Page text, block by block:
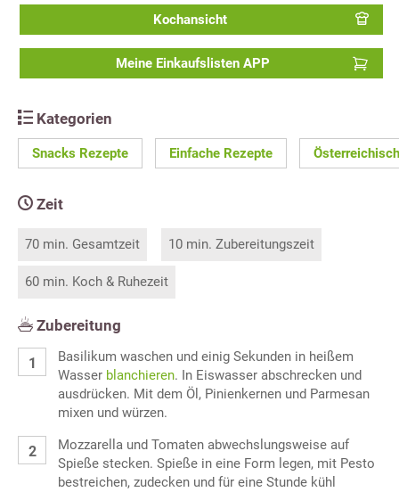
Kochansicht
Meine Einkaufslisten APP
Kategorien
Snacks Rezepte Einfache Rezepte
Zeit
70 min. Gesamtzeit 10 min. Zubereitungszeit
60 min. Koch & Ruhezeit
Zubereitung
Basilikum waschen und einig Sekunden in heißem
Wasser blanchieren. In Eiswasser abschrecken und
ausdrücken. Mit dem Öl, Pinienkernen und Parmesan
mixen und würzen.
Mozzarella und Tomaten abwechslungsweise auf
Spieße stecken. Spieße in eine Form legen, mit Pesto
bestreichen, zudecken und für eine Stunde kühl